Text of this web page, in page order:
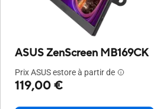
ASUS ZenScreen MB169CK
Prix ASUS estore à partir de
119,00 €